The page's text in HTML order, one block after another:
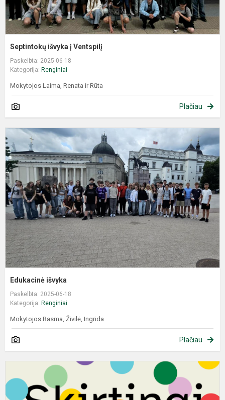
Septintokų išvyka į Ventspilį
Paskelbta: 2025-06-18
Kategorija: Renginiai
Mokytojos Laima, Renata ir Rūta
Plačiau
Edukacinė išvyka
Paskelbta: 2025-06-18
Kategorija: Renginiai
Mokytojos Rasma, Živilė, Ingrida
Plačiau